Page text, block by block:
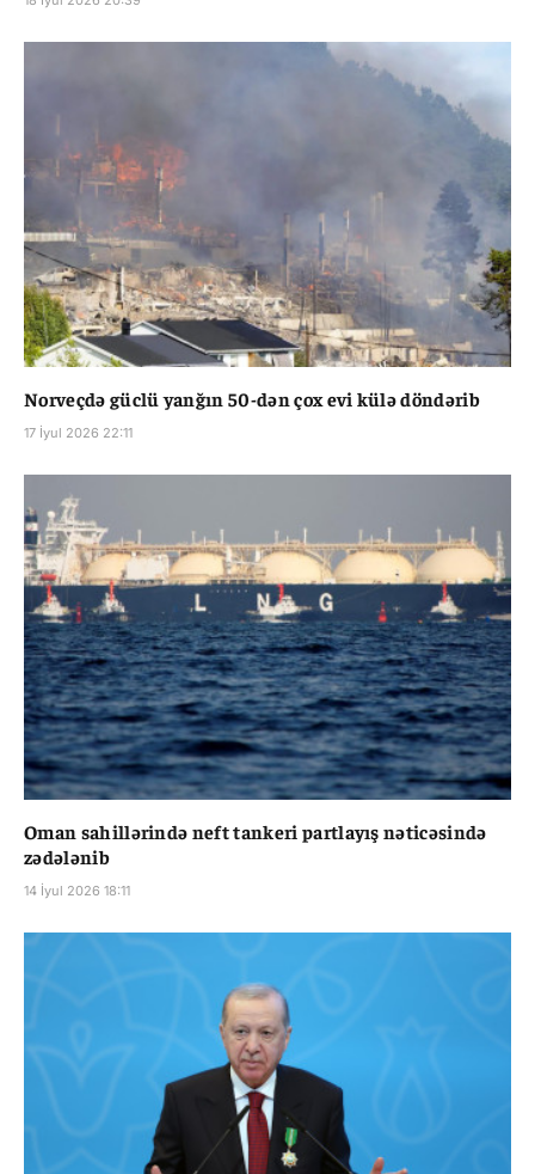
Norveçdə güclü yanğın 50-dən çox evi külə döndərib
17 İyul 2026 22:11
Oman sahillərində neft tankeri partlayış nəticəsində
zədələnib
14 İyul 2026 18:11